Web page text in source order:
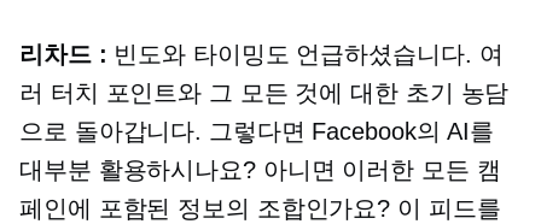
리차드 : 빈도와 타이밍도 언급하셨습니다. 여
러 터치 포인트와 그 모든 것에 대한 초기 농담
으로 돌아갑니다. 그렇다면 Facebook의 AI를
대부분 활용하시나요? 아니면 이러한 모든 캠
페인에 포함된 정보의 조합인가요? 이 피드를